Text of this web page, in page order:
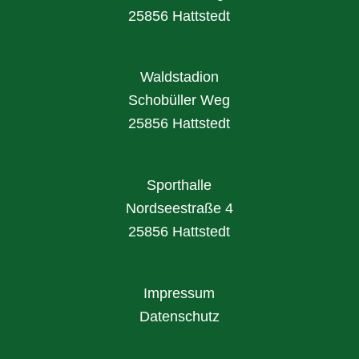
25856 Hattstedt
Waldstadion
Schobüller Weg
25856 Hattstedt
Sporthalle
Nordseestraße 4
25856 Hattstedt
Impressum
Datenschutz